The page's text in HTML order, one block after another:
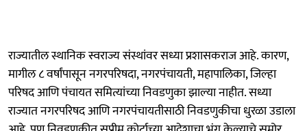
राज्यातील स्थानिक स्वराज्य संस्थांवर सध्या प्रशासकराज आहे. कारण,
मागील ८ वर्षांपासून नगरपरिषदा, नगरपंचायती, महापालिका, जिल्हा
परिषद आणि पंचायत समित्यांच्या निवडणुका झाल्या नाहीत. सध्या
राज्यात नगरपरिषद आणि नगरपंचायतीसाठी निवडणुकीचा धुरळा उडाला